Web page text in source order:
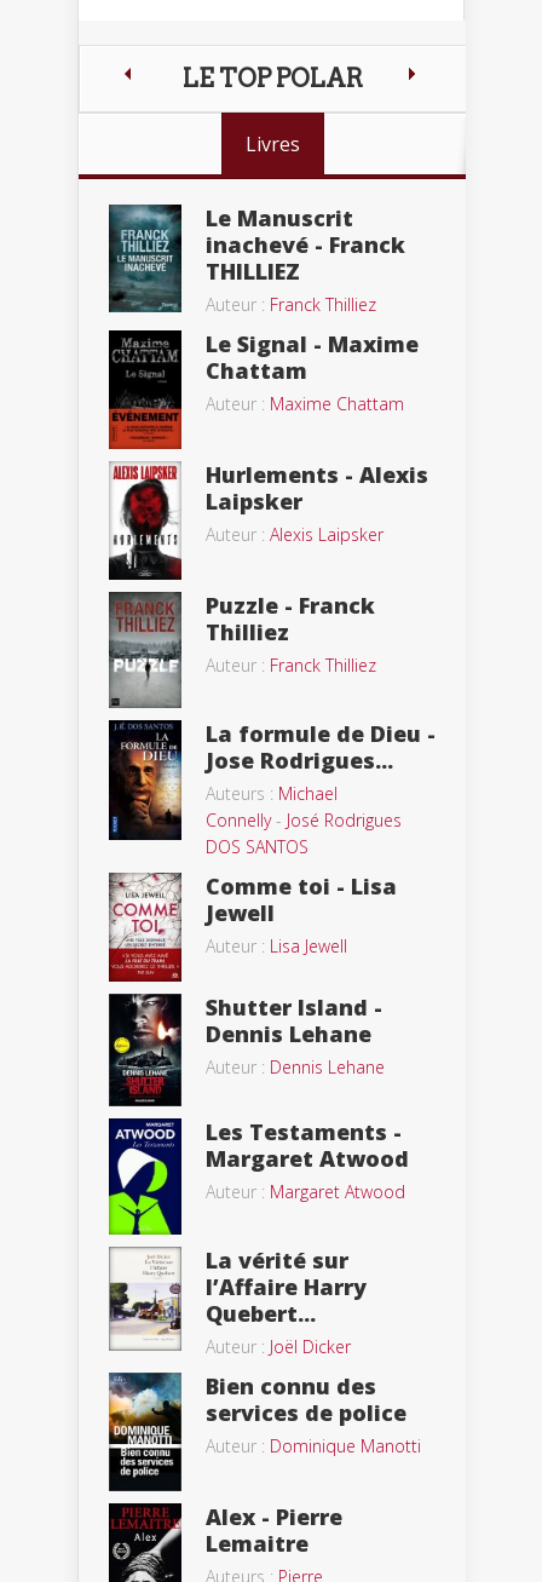
LE TOP POLAR
Livres
Le Manuscrit
inachevé - Franck
THILLIEZ
Auteur : Franck Thilliez
Le Signal - Maxime
Chattam
Auteur : Maxime Chattam
Hurlements - Alexis
Laipsker
Auteur : Alexis Laipsker
Puzzle - Franck
Thilliez
Auteur : Franck Thilliez
La formule de Dieu -
Jose Rodrigues...
Auteurs : Michael
Connelly- José Rodrigues
DOS SANTOS
Comme toi - Lisa
Jewell
Auteur : Lisa Jewell
Shutter Island -
Dennis Lehane
Auteur : Dennis Lehane
Les Testaments -
Margaret Atwood
Auteur : Margaret Atwood
La vérité sur
l’Affaire Harry
Quebert...
Auteur : Joël Dicker
Bien connu des
services de police
Auteur : Dominique Manotti
Alex - Pierre
Lemaitre
Auteurs : Pierre